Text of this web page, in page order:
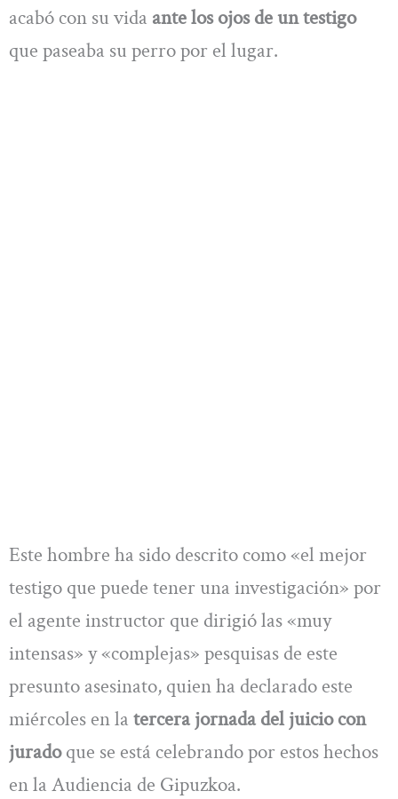
acabó con su vida ante los ojos de un testigo
que paseaba su perro por el lugar.
Este hombre ha sido descrito como «el mejor
testigo que puede tener una investigación» por
el agente instructor que dirigió las «muy
intensas» y «complejas» pesquisas de este
presunto asesinato, quien ha declarado este
miércoles en la tercera jornada del juicio con
juradoque se está celebrando por estos hechos
en la Audiencia de Gipuzkoa.